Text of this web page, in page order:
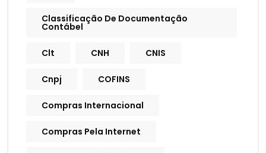
Classificação De Documentação
Contábel
Clt CNH CNIS
Cnpj COFINS
Compras Internacional
Compras Pela Internet